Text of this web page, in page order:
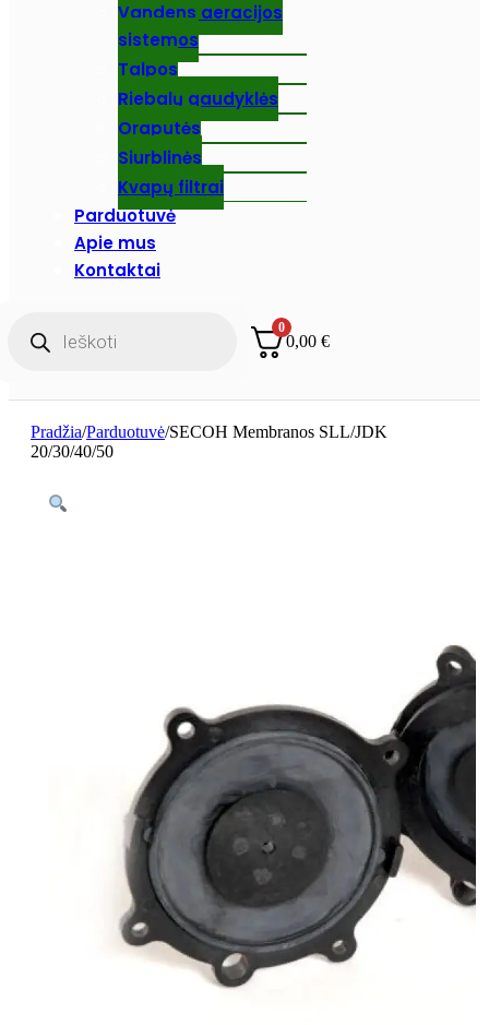
Vandens aeracijos
sistemos
Talpos
Riebalų gaudyklės
Oraputės
Siurblinės
Kvapų filtrai
Parduotuvė
Apie mus
Kontaktai
search
0
0,00€
Pradžia/Parduotuvė/SECOH Membranos SLL/JDK
20/30/40/50